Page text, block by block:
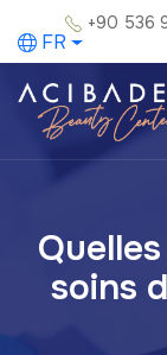
+90 536
FR
soins